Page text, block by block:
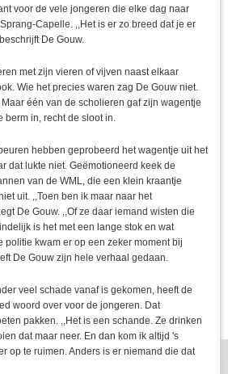
voor de vele jongeren die elke dag naar
Capelle. ,,Het is er zo breed dat je er
De Gouw.
met zijn vieren of vijven naast elkaar
Wie het precies waren zag De Gouw niet.
één van de scholieren gaf zijn wagentje
berm in, recht de sloot in.
hebben geprobeerd het wagentje uit het
dat lukte niet. Geëmotioneerd keek de
van de WML, die een klein kraantje
uit. ,,Toen ben ik maar naar het
De Gouw. ,,Of ze daar iemand wisten die
is het met een lange stok en wat
politie kwam er op een zeker moment bij
De Gouw zijn hele verhaal gedaan.
veel schade vanaf is gekomen, heeft de
woord over voor de jongeren. Dat
pakken. ,,Het is een schande. Ze drinken
dat maar neer. En dan kom ik altijd 's
op te ruimen. Anders is er niemand die dat